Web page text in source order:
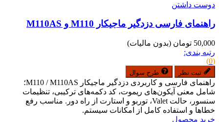
دوست داشتن
راهنمای فارسی دزدگیر ماجیکار M110 و M110AS
50,000 تومان
(بدون مالیات)
رتبه بندی:
(0)
ثبت نظر طرح سوال
راهنمای فارسی و کاربردی دزدگیر ماجیکار M110 / M110AS؛
شامل معنی آیکون‌های ریموت، کد دکمه‌های ترکیبی، تنظیمات
سنسور، حالت Valet، توربو و استارت از راه دور. مناسب رفع
خطاها و استفاده کامل از امکانات سیستم.
خرید محصول